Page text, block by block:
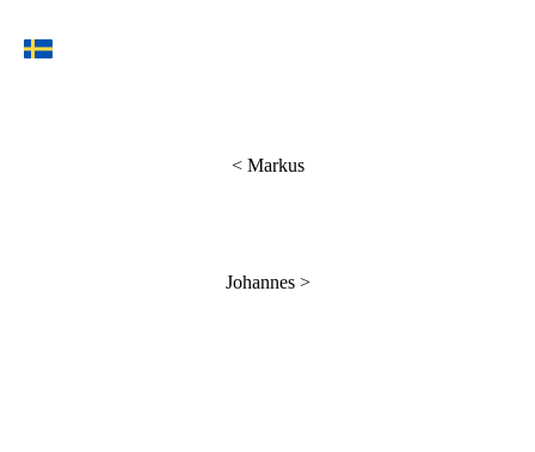
<Markus
Johannes >